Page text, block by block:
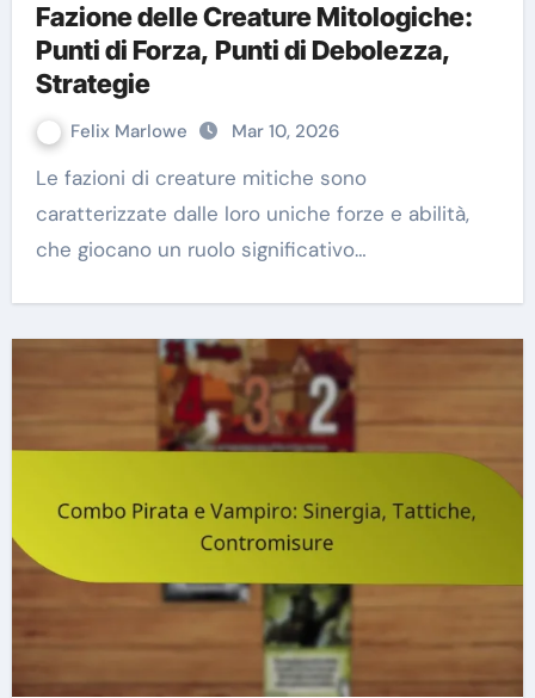
Fazione delle Creature Mitologiche:
Punti di Forza, Punti di Debolezza,
Strategie
Felix Marlowe Mar 10, 2026
Le fazioni di creature mitiche sono
caratterizzate dalle loro uniche forze e abilità,
che giocano un ruolo significativo…